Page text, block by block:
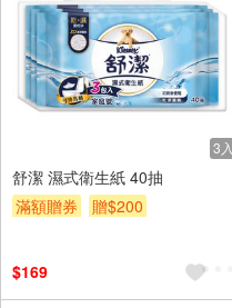
3入
舒潔 濕式衛生紙 40抽
滿額贈券
贈$200
$169